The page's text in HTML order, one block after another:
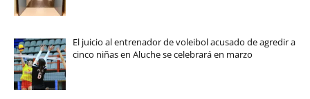
El juicio al entrenador de voleibol acusado de agredir a
cinco niñas en Aluche se celebrará en marzo